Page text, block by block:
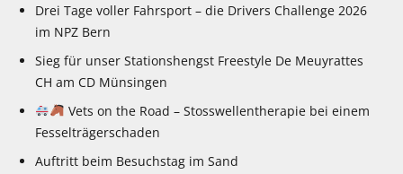
Drei Tage voller Fahrsport – die Drivers Challenge 2026
im NPZ Bern
Sieg für unser Stationshengst Freestyle De Meuyrattes
CH am CD Münsingen
Vets on the Road – Stosswellentherapie bei einem
Fesselträgerschaden
Auftritt beim Besuchstag im Sand